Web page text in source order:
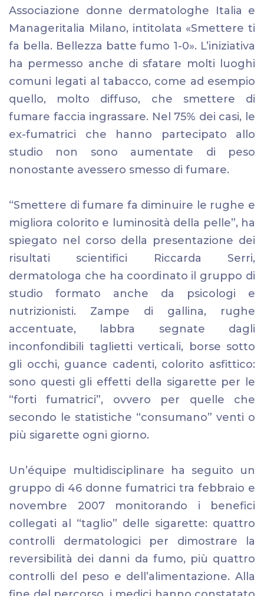
Associazione donne dermatologhe Italia e
Manageritalia Milano, intitolata «Smettere ti
fa bella. Bellezza batte fumo 1-0». L’iniziativa
ha permesso anche di sfatare molti luoghi
comuni legati al tabacco, come ad esempio
quello, molto diffuso, che smettere di
fumare faccia ingrassare. Nel 75% dei casi, le
ex-fumatrici che hanno partecipato allo
studio non sono aumentate di peso
nonostante avessero smesso di fumare.
“Smettere di fumare fa diminuire le rughe e
migliora colorito e luminosità della pelle”, ha
spiegato nel corso della presentazione dei
risultati scientifici Riccarda Serri,
dermatologa che ha coordinato il gruppo di
studio formato anche da psicologi e
nutrizionisti. Zampe di gallina, rughe
accentuate, labbra segnate dagli
inconfondibili taglietti verticali, borse sotto
gli occhi, guance cadenti, colorito asfittico:
sono questi gli effetti della sigarette per le
“forti fumatrici”, ovvero per quelle che
secondo le statistiche “consumano” venti o
più sigarette ogni giorno.
Un’équipe multidisciplinare ha seguito un
gruppo di 46 donne fumatrici tra febbraio e
novembre 2007 monitorando i benefici
collegati al “taglio” delle sigarette: quattro
controlli dermatologici per dimostrare la
reversibilità dei danni da fumo, più quattro
controlli del peso e dell’alimentazione. Alla